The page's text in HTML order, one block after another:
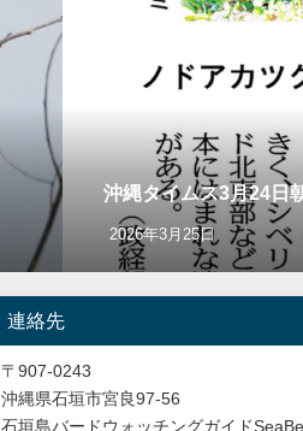
沖縄タイムス3月24
2026年3月25日
ショッピング
連絡先
〒907-0243
沖縄県石垣市宮良97-56
石垣島バードウォッチングガイド